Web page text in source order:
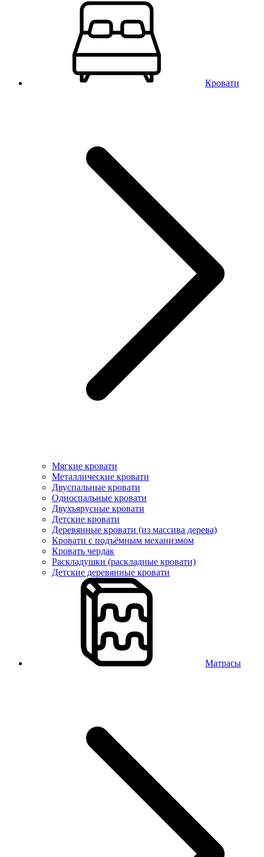
Кровати
Мягкие кровати
Металлические кровати
Двуспальные кровати
Односпальные кровати
Двухъярусные кровати
Детские кровати
Деревянные кровати (из массива дерева)
Кровати с подъёмным механизмом
Кровать чердак
Раскладушки (раскладные кровати)
Детские деревянные кровати
Матрасы